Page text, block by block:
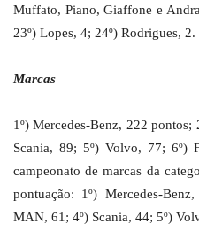
Muffato, Piano, Giaffone e
23º) Lopes, 4; 24º) Rodrigues, 2.
Marcas
1º) Mercedes-Benz, 222
Scania, 89; 5º) Volvo, 77; 6º)
campeonato de marcas da
pontuação: 1º) Mercedes-
MAN, 61; 4º) Scania, 44; 5º)